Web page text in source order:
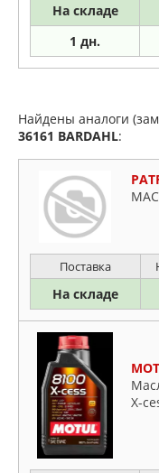
На складе
1 дн.
Найдены аналоги
36161 BARDAHL:
Поставка
На складе
X-